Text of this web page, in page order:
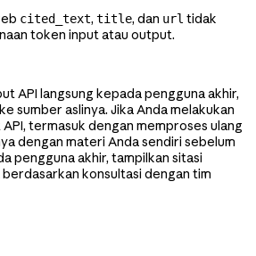
cited_text, title, dan url tidak
token input atau output.
API langsung kepada pengguna akhir,
sumber aslinya. Jika Anda melakukan
termasuk dengan memproses ulang
dengan materi Anda sendiri sebelum
pengguna akhir, tampilkan sitasi
konsultasi dengan tim